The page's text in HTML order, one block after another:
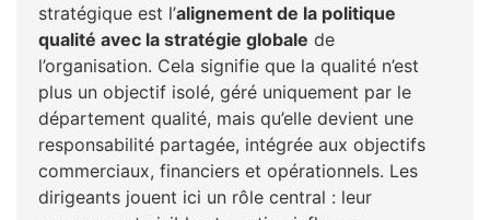
stratégique est l’alignement de la politique
qualité avec la stratégie globale de
l’organisation. Cela signifie que la qualité n’est
plus un objectif isolé, géré uniquement par le
département qualité, mais qu’elle devient une
responsabilité partagée, intégrée aux objectifs
commerciaux, financiers et opérationnels. Les
dirigeants jouent ici un rôle central : leur